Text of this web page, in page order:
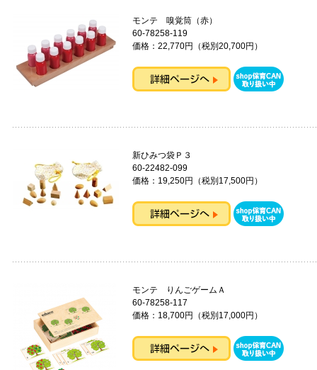
モンテ 嗅覚筒（赤）
60-78258-119
価格：22,770円（税別20,700円）
新ひみつ袋Ｐ３
60-22482-099
価格：19,250円（税別17,500円）
モンテ りんごゲームＡ
60-78258-117
価格：18,700円（税別17,000円）